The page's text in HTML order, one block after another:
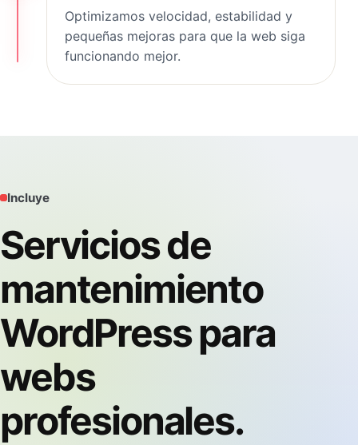
Optimizamos velocidad, estabilidad y
pequeñas mejoras para que la web siga
funcionando mejor.
Incluye
Servicios de
mantenimiento
WordPress para
webs
profesionales.